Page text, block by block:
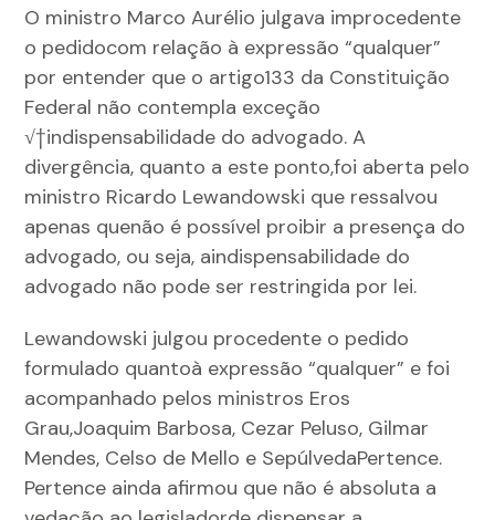
O ministro Marco Aurélio julgava improcedente
o pedidocom relação à expressão “qualquer”
por entender que o artigo133 da Constituição
Federal não contempla exceção
√†indispensabilidade do advogado. A
divergência, quanto a este ponto,foi aberta pelo
ministro Ricardo Lewandowski que ressalvou
apenas quenão é possível proibir a presença do
advogado, ou seja, aindispensabilidade do
advogado não pode ser restringida por lei.
Lewandowski julgou procedente o pedido
formulado quantoà expressão “qualquer” e foi
acompanhado pelos ministros Eros
Grau,Joaquim Barbosa, Cezar Peluso, Gilmar
Mendes, Celso de Mello e SepúlvedaPertence.
Pertence ainda afirmou que não é absoluta a